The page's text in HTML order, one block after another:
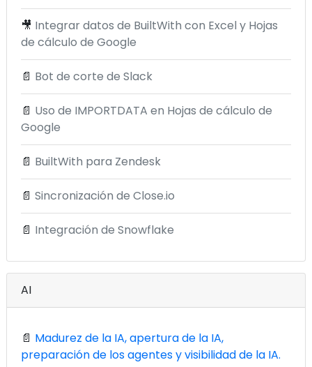
🎥 Integrar datos de BuiltWith con Excel y Hojas
de cálculo de Google
📄 Bot de corte de Slack
📄 Uso de IMPORTDATA en Hojas de cálculo de
Google
📄 BuiltWith para Zendesk
📄 Sincronización de Close.io
📄 Integración de Snowflake
AI
📄 Madurez de la IA, apertura de la IA,
preparación de los agentes y visibilidad de la IA.